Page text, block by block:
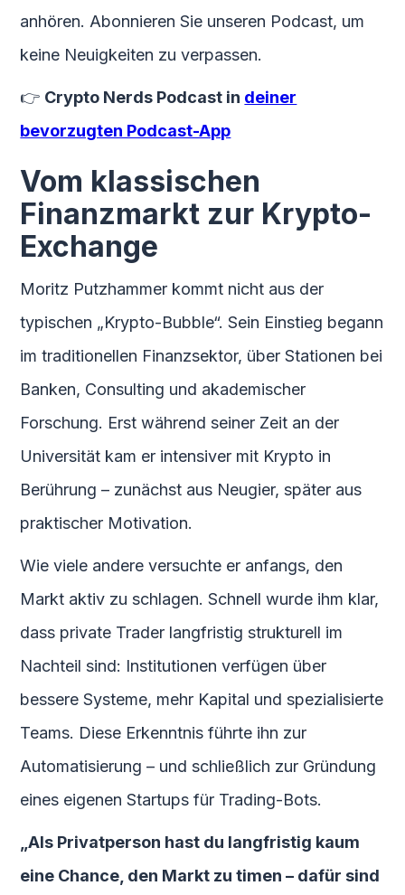
anhören. Abonnieren Sie unseren Podcast, um
keine Neuigkeiten zu verpassen.
👉 Crypto Nerds Podcast in deiner
bevorzugten Podcast-App
Vom klassischen
Finanzmarkt zur Krypto-
Exchange
Moritz Putzhammer kommt nicht aus der
typischen „Krypto-Bubble“. Sein Einstieg begann
im traditionellen Finanzsektor, über Stationen bei
Banken, Consulting und akademischer
Forschung. Erst während seiner Zeit an der
Universität kam er intensiver mit Krypto in
Berührung – zunächst aus Neugier, später aus
praktischer Motivation.
Wie viele andere versuchte er anfangs, den
Markt aktiv zu schlagen. Schnell wurde ihm klar,
dass private Trader langfristig strukturell im
Nachteil sind: Institutionen verfügen über
bessere Systeme, mehr Kapital und spezialisierte
Teams. Diese Erkenntnis führte ihn zur
Automatisierung – und schließlich zur Gründung
eines eigenen Startups für Trading-Bots.
„Als Privatperson hast du langfristig kaum
eine Chance, den Markt zu timen – dafür sind